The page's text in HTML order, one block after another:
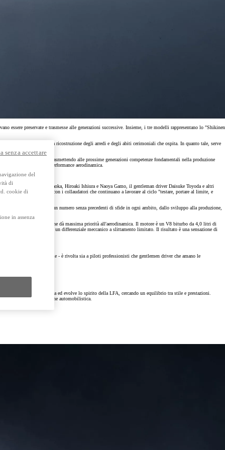
Next da € 309 al mese
Scarica brochure
preservate e trasmesse alle generazioni successive. Insieme, i tre modelli rappresentano lo "Shikinen
stesso, ma anche nella ricostruzione degli arredi e degli abiti cerimoniali che ospita. In quanto tale, serve
preservando e trasmettendo alle prossime generazioni competenze fondamentali nella produzione
della migliore performance aerodinamica.
Tatsuya Kataoka, Hiroaki Ishiura e Naoya Gamo, il gentleman driver Daisuke Toyoda e altri
di perfezionamento, con i collaudatori che continuano a lavorare al ciclo "testare, portare al limite, e
affrontando un numero senza precedenti di sfide in ogni ambito, dallo sviluppo alla produzione,
rigidità, con una linea che dà massima priorità all'aerodinamica. Il motore è un V8 biturbo da 4,0 litri di
motore elettrico e un differenziale meccanico a slittamento limitato. Il risultato è una sensazione di
di veicoli di serie - è rivolta sia a piloti professionisti che gentlemen driver che amano le
serie GT3.
Driver Morizo. Eredita ed evolve lo spirito della LFA, cercando un equilibrio tra stile e prestazioni.
il futuro della produzione automobilistica.
del
di
cookie di
in assenza
senza accettare